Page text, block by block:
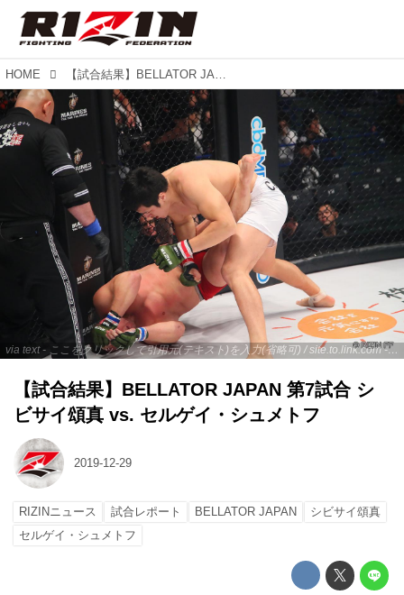
HOME 【試合結果】BELLATOR JAPAN 第7試合 シビサイ頌真 vs. セルゲイ・シュメトフ
via text - ここをクリックして引用元(テキスト)を入力(省略可) / site.to.link.com - ここをクリックして引用元を入力(省略可)
【試合結果】BELLATOR JAPAN 第7試合 シ
ビサイ頌真 vs. セルゲイ・シュメトフ
2019-12-29
RIZINニュース 試合レポート BELLATOR JAPAN
シビサイ頌真
セルゲイ・シュメトフ